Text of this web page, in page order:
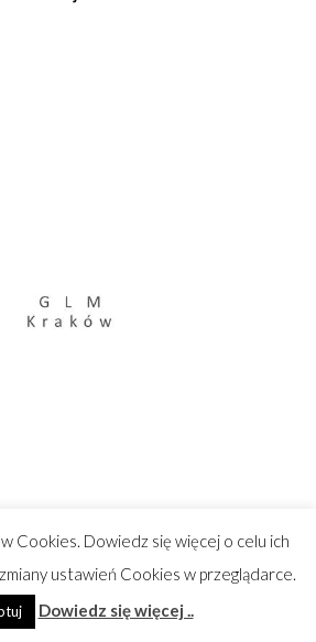
Cookies. Dowiedz się więcej o celu ich
ustawień Cookies w przeglądarce.
Dowiedz się więcej ..